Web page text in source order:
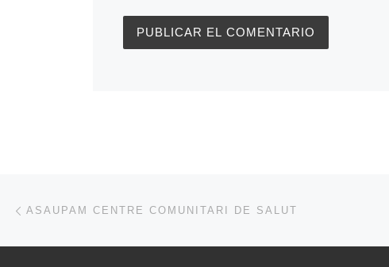
Navegación de entradas
ASAUPAM CENTRE COMUNITARI DE SALUT